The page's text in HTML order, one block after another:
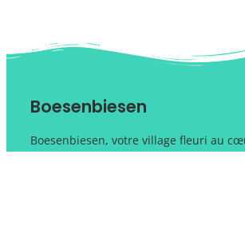
Boesenbiesen
Boesenbiesen, votre village fleuri au